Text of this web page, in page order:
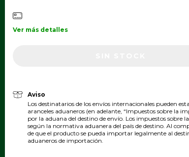
Ver más detalles
Aviso
Los destinatarios de los envíos internacionales pueden
aranceles aduaneros (en adelante, “Impuestos sobre la
por la aduana del destino de envío. Los impuestos sobre
según la normativa aduanera del país de destino. Al
de que el producto se pueda importar legalmente al
aduaneros de importación.